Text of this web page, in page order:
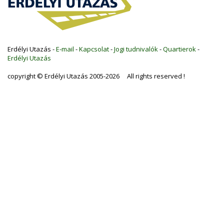
Erdélyi Utazás -E-mail -Kapcsolat-Jogi tudnivalók -Quartierok -
Erdélyi Utazás
copyright © Erdélyi Utazás 2005-2026 All rights reserved !